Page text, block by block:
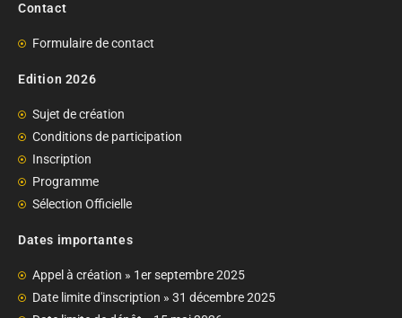
Contact
Formulaire de contact
Edition 2026
Sujet de création
Conditions de participation
Inscription
Programme
Sélection Officielle
Dates importantes
Appel à création » 1er septembre 2025
Date limite d'inscription » 31 décembre 2025